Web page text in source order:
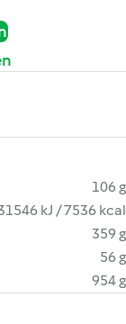
106 g
kJ / 7536 kcal
359 g
56 g
954 g